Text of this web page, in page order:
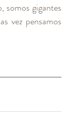
somos gigantes
vez pensamos